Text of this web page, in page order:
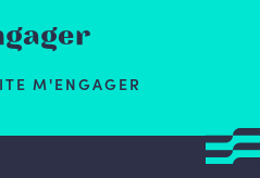
M'ENGAGER